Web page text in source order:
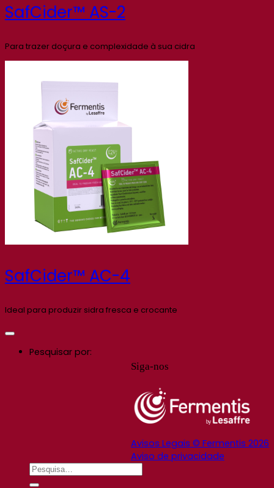
SafCider™ AS-2
Para trazer doçura e complexidade à sua cidra
SafCider™ AC-4
Ideal para produzir sidra fresca e crocante
Siga-nos
Avisos Legais © Fermentis 2026
Aviso de privacidade
Pesquisar por: